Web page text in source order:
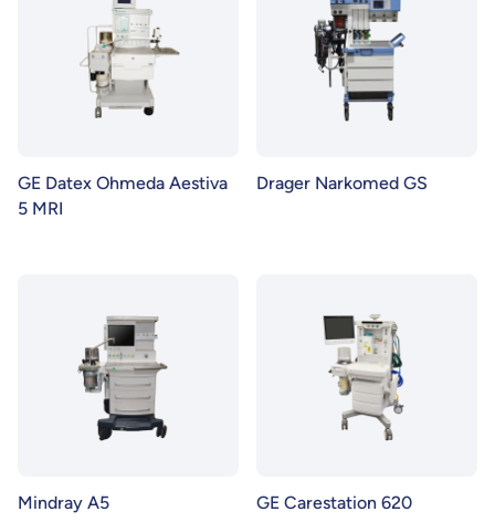
GE Datex Ohmeda Aestiva
5 MRI
Drager Narkomed GS
Mindray A5 GE Carestation 620